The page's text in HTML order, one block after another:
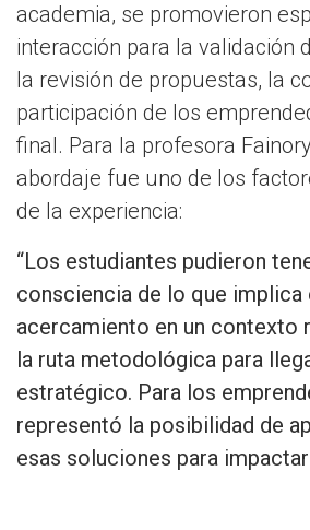
academia, se promovieron
interacción para la validación
la revisión de propuestas, la
participación de los
final. Para la profesora
abordaje fue uno de los
de la experiencia:
“Los estudiantes pudieron
consciencia de lo que implica
acercamiento en un contexto
la ruta metodológica para
estratégico. Para los
representó la posibilidad de
esas soluciones para